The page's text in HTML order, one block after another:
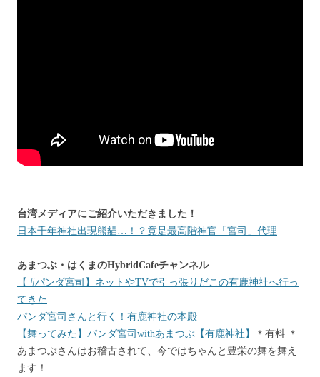
台湾メディアにご紹介いただきました！
日本千年神社出現熊貓…！？竟是最高階神官「宮司」代理
あまつぶ・はくまのHybridCafeチャンネル
【 #パンダ宮司】ネットやTVで引っ張りだこの有鹿神社へ行っ
てきた
パンダ宮司さんと行く！有鹿神社の本殿
【舞ってみた】パンダ宮司withあまつぶ【有鹿神社】
＊有料 ＊
あまつぶさんはお稽古されて、今ではちゃんと豊栄の舞を舞え
ます！